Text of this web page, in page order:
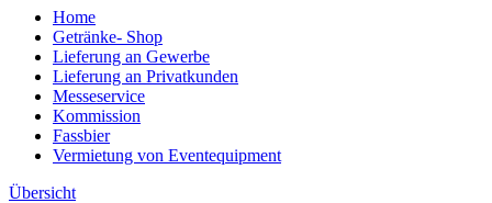
Home
Getränke- Shop
Lieferung an Gewerbe
Lieferung an Privatkunden
Messeservice
Kommission
Fassbier
Vermietung von Eventequipment
Übersicht